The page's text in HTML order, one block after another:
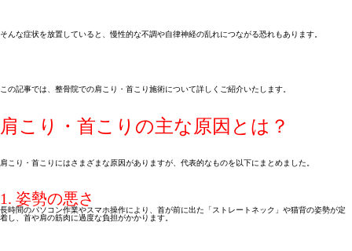
そんな症状を放置していると、慢性的な不調や自律神経の乱れにつながる恐れもあります。
この記事では、整骨院での肩こり・首こり施術について詳しくご紹介いたします。
肩こり・首こりの主な原因とは？
肩こり・首こりにはさまざまな原因がありますが、代表的なものを以下にまとめました。
1. 姿勢の悪さ
長時間のパソコン作業やスマホ操作により、首が前に出た「ストレートネック」や猫背の姿勢が定
着し、首や肩の筋肉に過度な負担がかかります。